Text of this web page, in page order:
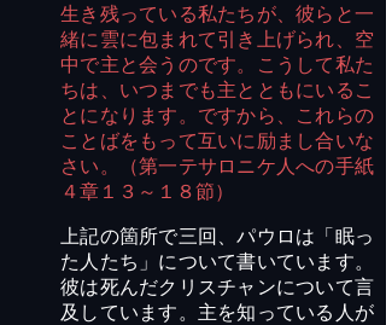
生き残っている私たちが、彼らと一
緒に雲に包まれて引き上げられ、空
中で主と会うのです。こうして私た
ちは、いつまでも主とともにいるこ
とになります。ですから、これらの
ことばをもって互いに励まし合いな
さい。（第一テサロニケ人への手紙
４章１３～１８節）
上記の箇所で三回、パウロは「眠っ
た人たち」について書いています。
彼は死んだクリスチャンについて言
及しています。主を知っている人が